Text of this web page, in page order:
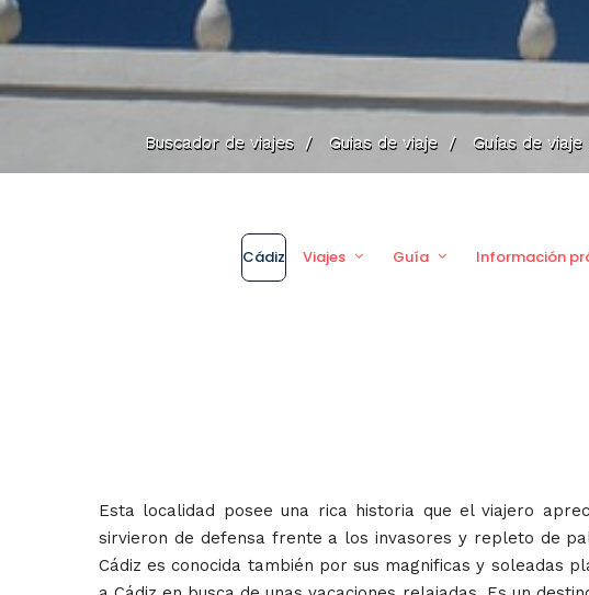
Buscador de viajes / Guias de viaje / Guías de
Cádiz Viajes Guía Información
Esta localidad posee una rica historia que el viajero
sirvieron de defensa frente a los invasores y repleto de
Cádiz es conocida también por sus magnificas y soleadas